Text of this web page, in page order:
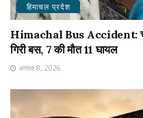
हिमाचल प्रदेश
Himachal Bus Accident:
गिरी बस, 7 की मौत 11 घायल
अगस्त 8, 2026